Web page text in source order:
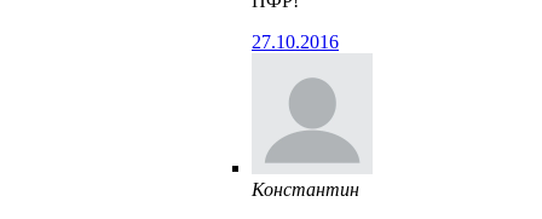
27.10.2016
Константин